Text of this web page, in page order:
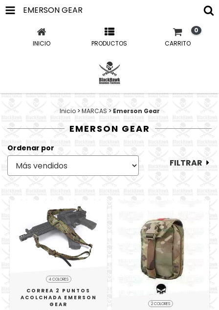
EMERSON GEAR
INICIO PRODUCTOS CARRITO
0
Inicio > MARCAS > Emerson Gear
EMERSON GEAR
Ordenar por
FILTRAR
4 COLORES
CORREA 2 PUNTOS
ACOLCHADA EMERSON
GEAR
2 COLORES